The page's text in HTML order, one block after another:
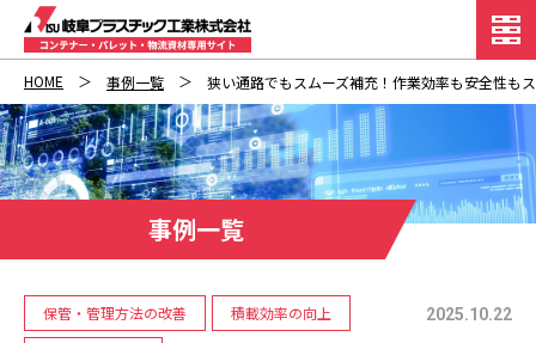
HOME 事例一覧 狭い通路でもスムーズ補充！作業効率も安全性も
事例一覧
保管・管理方法の改善 積載効率の向上 2025.10.22